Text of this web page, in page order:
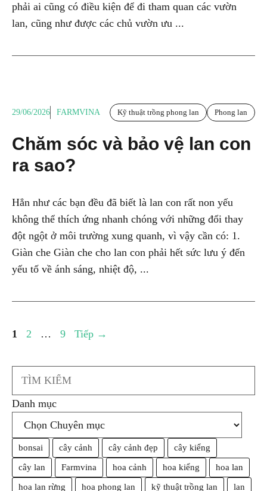
phải ai cũng có điều kiện để đi tham quan các vườn
lan, cũng như được các chủ vườn ưu ...
29/06/2026 FARMVINA Kỹ thuật trồng phong lan Phong lan
Chăm sóc và bảo vệ lan con
ra sao?
Hẳn như các bạn đều đã biết là lan con rất non yếu
không thể thích ứng nhanh chóng với những đổi thay
đột ngột ở môi trường xung quanh, vì vậy cần có: 1.
Giàn che Giàn che cho lan con phải hết sức lưu ý đến
yếu tố về ánh sáng, nhiệt độ, ...
Trang
1 Trang
2 … Trang
9 Tiếp →
Search
Danh mục
bonsai cây cảnh cây cảnh đẹp cây kiểng
cây lan Farmvina hoa cảnh hoa kiểng hoa lan
hoa lan rừng hoa phong lan kỹ thuật trồng lan lan